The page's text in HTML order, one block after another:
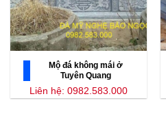
Mộ đá không mái ở
Tuyên Quang
Liên hệ: 0982.583.000